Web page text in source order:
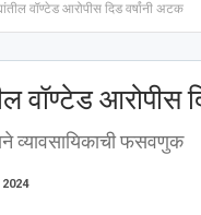
वॉण्टेड आरोपीस दिड वर्षांनी अटक
वॉण्टेड आरोपीस
व्यावसायिकाची फसवणुक